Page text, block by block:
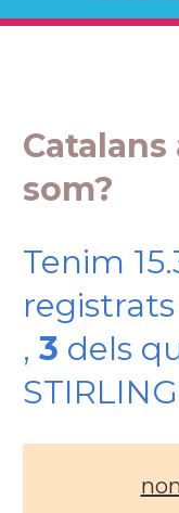
Catalans
som?
Tenim
, 3 dels
STIRLING